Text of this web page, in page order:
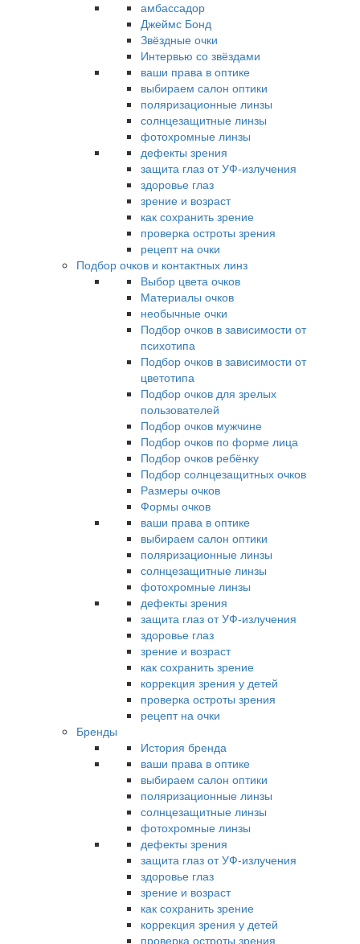
амбассадор
Джеймс Бонд
Звёздные очки
Интервью со звёздами
ваши права в оптике
выбираем салон оптики
поляризационные линзы
солнцезащитные линзы
фотохромные линзы
дефекты зрения
защита глаз от УФ-излучения
здоровье глаз
зрение и возраст
как сохранить зрение
проверка остроты зрения
рецепт на очки
Подбор очков и контактных линз
Выбор цвета очков
Материалы очков
необычные очки
Подбор очков в зависимости от
психотипа
Подбор очков в зависимости от
цветотипа
Подбор очков для зрелых
пользователей
Подбор очков мужчине
Подбор очков по форме лица
Подбор очков ребёнку
Подбор солнцезащитных очков
Размеры очков
Формы очков
ваши права в оптике
выбираем салон оптики
поляризационные линзы
солнцезащитные линзы
фотохромные линзы
дефекты зрения
защита глаз от УФ-излучения
здоровье глаз
зрение и возраст
как сохранить зрение
коррекция зрения у детей
проверка остроты зрения
рецепт на очки
Бренды
История бренда
ваши права в оптике
выбираем салон оптики
поляризационные линзы
солнцезащитные линзы
фотохромные линзы
дефекты зрения
защита глаз от УФ-излучения
здоровье глаз
зрение и возраст
как сохранить зрение
коррекция зрения у детей
проверка остроты зрения